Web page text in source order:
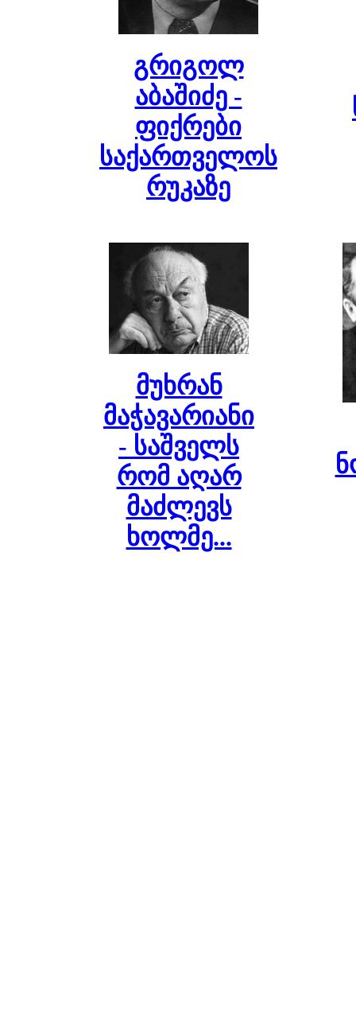
გრიგოლ
აბაშიძე -
ფიქრები
საქართველოს
რუკაზე
მუხრან
მაჭავარიანი
- საშველს
რომ აღარ
მაძლევს
ხოლმე...